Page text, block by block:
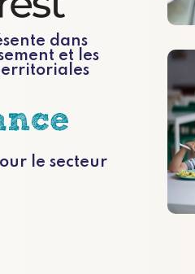
dans
et les
le secteur